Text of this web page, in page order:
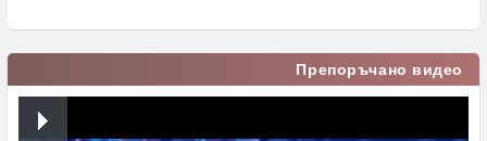
Препоръчано видео